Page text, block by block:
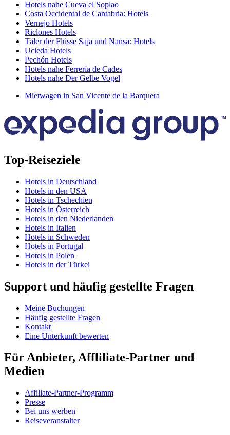
Hotels nahe Cueva el Soplao
Costa Occidental de Cantabria: Hotels
Vernejo Hotels
Riclones Hotels
Täler der Flüsse Saja und Nansa: Hotels
Ucieda Hotels
Pechón Hotels
Hotels nahe Ferrería de Cades
Hotels nahe Der Gelbe Vogel
Mietwagen in San Vicente de la Barquera
Top-Reiseziele
Hotels in Deutschland
Hotels in den USA
Hotels in Tschechien
Hotels in Österreich
Hotels in den Niederlanden
Hotels in Italien
Hotels in Schweden
Hotels in Portugal
Hotels in Polen
Hotels in der Türkei
Support und häufig gestellte Fragen
Meine Buchungen
Häufig gestellte Fragen
Kontakt
Eine Unterkunft bewerten
Für Anbieter, Affliliate-Partner und
Medien
Affiliate-Partner-Programm
Presse
Bei uns werben
Reiseveranstalter